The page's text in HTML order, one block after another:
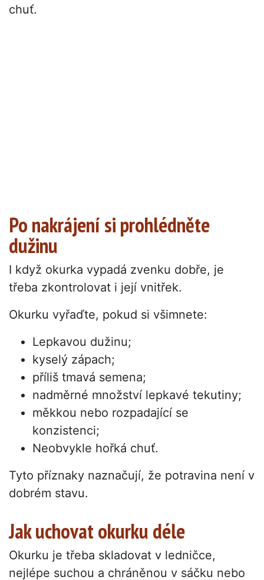
chuť.
Po nakrájení si prohlédněte
dužinu
I když okurka vypadá zvenku dobře, je
třeba zkontrolovat i její vnitřek.
Okurku vyřaďte, pokud si všimnete:
Lepkavou dužinu;
kyselý zápach;
příliš tmavá semena;
nadměrné množství lepkavé tekutiny;
měkkou nebo rozpadající se
konzistenci;
Neobvykle hořká chuť.
Tyto příznaky naznačují, že potravina není v
dobrém stavu.
Jak uchovat okurku déle
Okurku je třeba skladovat v ledničce,
nejlépe suchou a chráněnou v sáčku nebo